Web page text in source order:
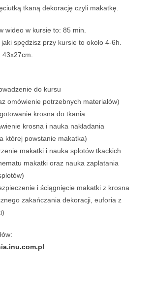
tkaną dekorację czyli makatkę.
wideo w kursie to: 85 min.
spędzisz przy kursie to około 4-6h.
do kursu
omówienie potrzebnych materiałów)
krosna do tkania
krosna i nauka nakładania
której powstanie makatka)
makatki i nauka splotów tkackich
makatki oraz nauka zaplatania
i ściągnięcie makatki z krosna
zakańczania dekoracji, euforia z